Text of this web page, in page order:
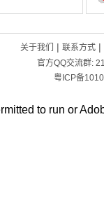
关于我们 | 联系方式|
官方QQ交流群:
粤ICP备
to run or